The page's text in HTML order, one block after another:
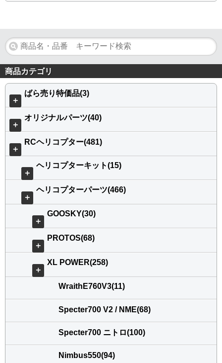
商品カテゴリ
＋
ばら売り特価品(3)
＋
オリジナルパーツ(40)
＋
RCヘリコプター(481)
＋
ヘリコプターキット(15)
＋
ヘリコプターパーツ(466)
＋
GOOSKY(30)
＋
PROTOS(68)
＋
XL POWER(258)
WraithE760V3(11)
Specter700 V2 / NME(68)
Specter700 ニトロ(100)
Nimbus550(94)